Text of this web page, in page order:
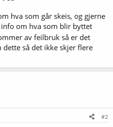
hva som går skeis, og gjerne
om hva som blir byttet
av feilbruk så er det
så det ikke skjer flere
#2